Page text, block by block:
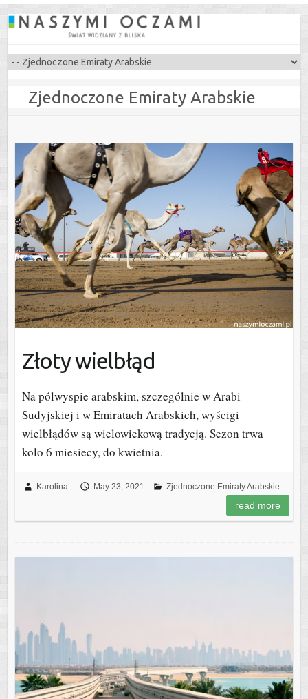
Zjednoczone Emiraty Arabskie
Złoty wielbłąd
Na pólwyspie arabskim, szczególnie w Arabi
Sudyjskiej i w Emiratach Arabskich, wyścigi
wielbłądów są wielowiekową tradycją. Sezon trwa
kolo 6 miesiecy, do kwietnia.
Karolina May 23, 2021 Zjednoczone Emiraty Arabskie
read more